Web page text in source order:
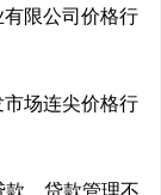
限公司价格行
场连尖价格行